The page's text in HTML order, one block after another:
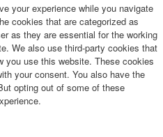
your experience while you navigate
cookies that are categorized as
as they are essential for the working
We also use third-party cookies that
you use this website. These cookies
your consent. You also have the
opting out of some of these